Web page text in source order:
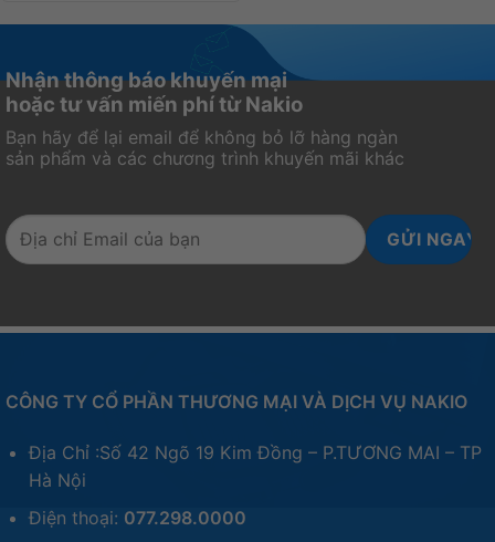
Nhận thông báo khuyến mại
hoặc tư vấn miến phí từ Nakio
Bạn hãy để lại email để không bỏ lỡ hàng ngàn
sản phẩm và các chương trình khuyến mãi khác
CÔNG TY CỔ PHẦN THƯƠNG MẠI VÀ DỊCH VỤ NAKIO
Địa Chỉ :Số 42 Ngõ 19 Kim Đồng – P.TƯƠNG MAI – TP
Hà Nội
Điện thoại: 077.298.0000